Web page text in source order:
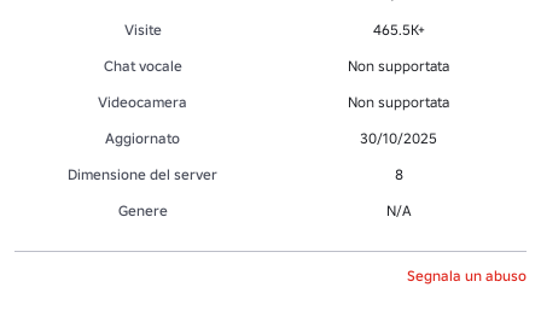
Visite
465.5K+
Chat vocale
Non supportata
Videocamera
Non supportata
Aggiornato
30/10/2025
Dimensione del server
8
Genere
N/A
Segnala un abuso